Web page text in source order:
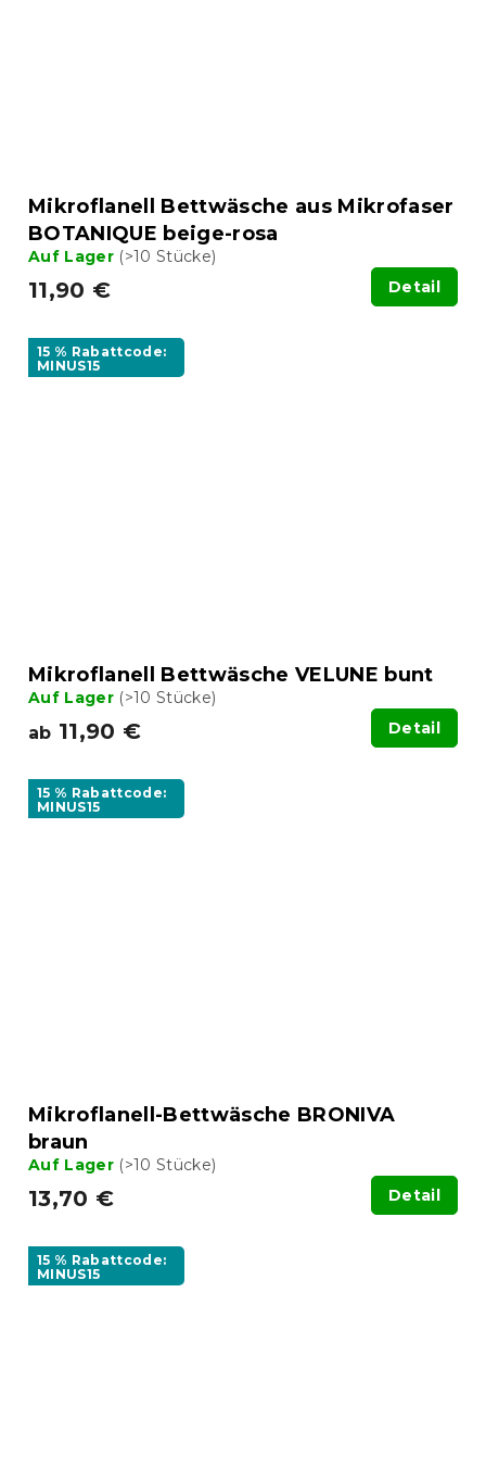
Mikroflanell Bettwäsche aus Mikrofaser
BOTANIQUE beige-rosa
Auf Lager (>10 Stücke)
11,90 € Detail
15 % Rabattcode:
MINUS15
Mikroflanell Bettwäsche VELUNE bunt
Auf Lager (>10 Stücke)
ab 11,90 € Detail
15 % Rabattcode:
MINUS15
Mikroflanell-Bettwäsche BRONIVA
braun
Auf Lager (>10 Stücke)
13,70 € Detail
15 % Rabattcode:
MINUS15